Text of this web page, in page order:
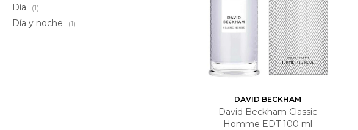
DAVID BECKHAM
David Beckham Classic
Homme EDT 100 ml
Día (1)
Día y noche (1)